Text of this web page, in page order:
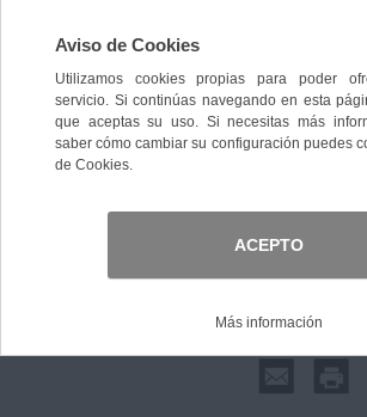
Compartir: